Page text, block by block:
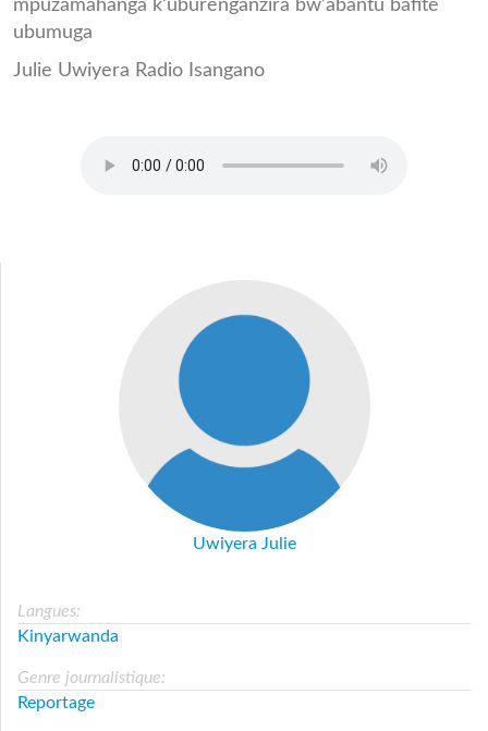
mpuzamahanga k’uburenganzira bw’abantu bafite
ubumuga
Julie Uwiyera Radio Isangano
Uwiyera Julie
Langues:
Kinyarwanda
Genre journalistique:
Reportage